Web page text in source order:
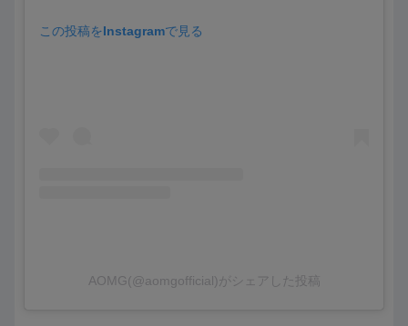
この投稿をInstagramで見る
AOMG(@aomgofficial)がシェアした投稿